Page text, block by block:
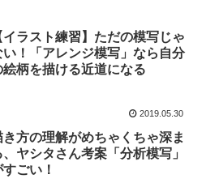
イラスト練習】ただの模写じゃ
い！「アレンジ模写」なら自分
絵柄を描ける近道になる
2019.05.30
き方の理解がめちゃくちゃ深ま
、ヤシタさん考案「分析模写」
すごい！